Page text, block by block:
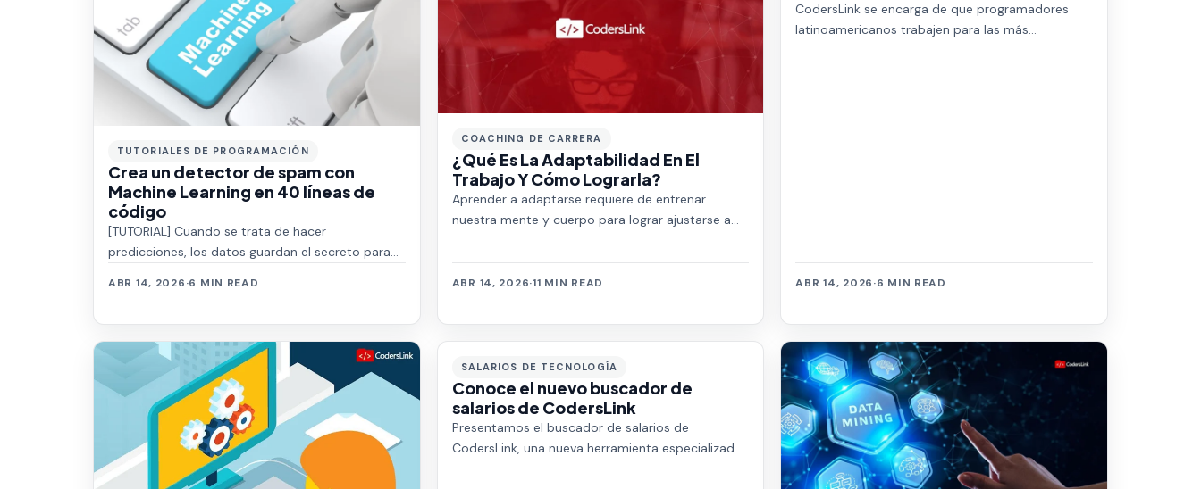
TUTORIALES DE PROGRAMACIÓN
Crea un detector de spam con
Machine Learning en 40 líneas de
código
[TUTORIAL] Cuando se trata de hacer
predicciones, los datos guardan el secreto para
ABR 14, 2026·6 MIN READ
COACHING DE CARRERA
¿Qué Es La Adaptabilidad En El
Trabajo Y Cómo Lograrla?
Aprender a adaptarse requiere de entrenar
nuestra mente y cuerpo para lograr ajustarse a
contro…
ABR 14, 2026·11 MIN READ
CodersLink se encarga de que programadores
latinoamericanos trabajen para las más
ABR 14, 2026·6 MIN READ
SALARIOS DE TECNOLOGÍA
Conoce el nuevo buscador de
salarios de CodersLink
Presentamos el buscador de salarios de
CodersLink, una nueva herramienta especializada